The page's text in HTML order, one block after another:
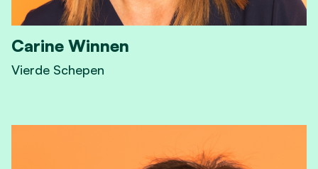
Carine Winnen
Vierde Schepen